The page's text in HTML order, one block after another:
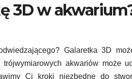
3D w
Galaretka 3D
akwariów może
Ci kroki niezbędne do